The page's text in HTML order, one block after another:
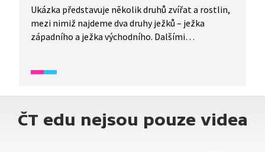
Ukázka představuje několik druhů zvířat a rostlin,
mezi nimiž najdeme dva druhy ježků – ježka
západního a ježka východního. Dalšími
ukázány orchideje české přírody, tořiče, vzácná
ČT edu nejsou pouze videa